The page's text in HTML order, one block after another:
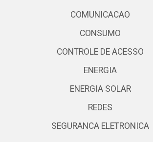
COMUNICACAO
CONSUMO
CONTROLE DE ACESSO
ENERGIA
ENERGIA SOLAR
REDES
SEGURANCA ELETRONICA